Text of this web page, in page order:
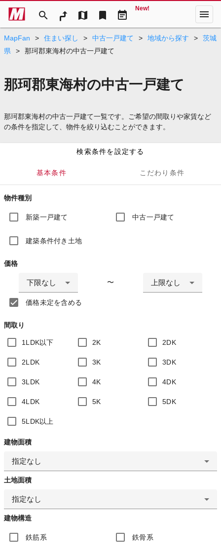
search map bookmark event_note
New! menu
MapFan > 住まい探し > 中古一戸建て > 地域から探す >
茨城
県
> 那珂郡東海村の中古一戸建て
那珂郡東海村の中古一戸建て
那珂郡東海村の中古一戸建て一覧です。ご希望の間取りや家賃など
の条件を指定して、物件を絞り込むことができます。
検索条件を設定する
基本条件 こだわり条件
物件種別
新築一戸建て 中古一戸建て
建築条件付き土地
価格
下限なし 〜 上限なし
価格未定を含める
間取り
1LDK以下 2K 2DK
2LDK 3K 3DK
3LDK 4K 4DK
4LDK 5K 5DK
5LDK以上
建物面積
指定なし
土地面積
指定なし
建物構造
鉄筋系 鉄骨系